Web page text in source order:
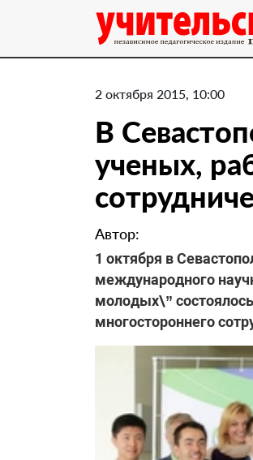
2 октября 2015, 10:00
В
ученых,
Автор:
1 октября в
международного
молодых\”
многостороннего